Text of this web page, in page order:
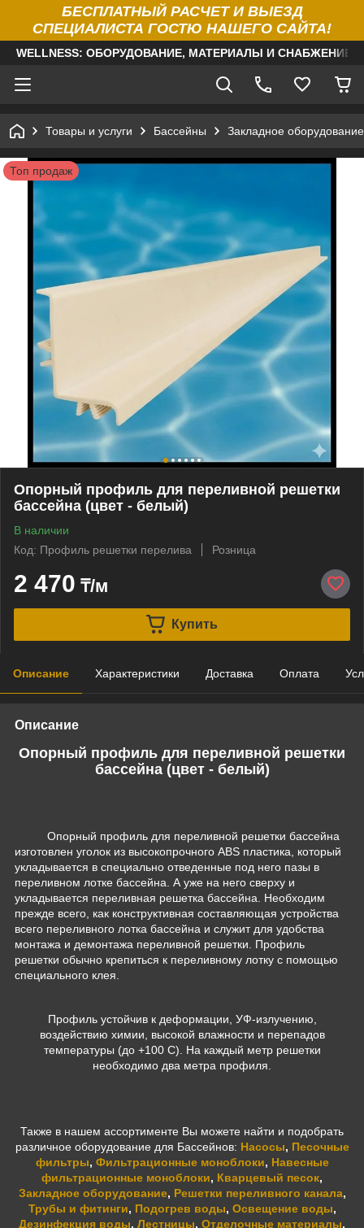
БЕСПЛАТНЫЙ РАСЧЕТ И ВЫЕЗД
СПЕЦИАЛИСТА ГОСТЮ НАШЕГО САЙТА!
WELLNESS: ОБОРУДОВАНИЕ, МАТЕРИАЛЫ И
Товары и услуги Бассейны Закладное
Топ продаж
Опорный профиль для переливной решетки
бассейна (цвет - белый)
В наличии
Код: Профиль решетки перелива
Розница
2 470 ₸/м
Купить
Описание Характеристики Доставка Оплата
Описание
Опорный профиль для переливной решетки
бассейна (цвет - белый)
Опорный профиль для переливной решетки бассейна
изготовлен уголок из высокопрочного ABS пластика, который
укладывается в специально отведенные под него пазы в
переливном лотке бассейна. А уже на него сверху и
укладывается переливная решетка бассейна. Необходим
прежде всего, как конструктивная составляющая устройства
всего переливного лотка бассейна и служит для удобства
монтажа и демонтажа переливной решетки. Профиль
решетки обычно крепиться к переливному лотку с помощью
специального клея.
Профиль устойчив к деформации, УФ-излучению,
воздействию химии, высокой влажности и перепадов
температуры (до +100 С). На каждый метр решетки
необходимо два метра профиля.
Также в нашем ассортименте Вы можете найти и подобрать
различное оборудование для Бассейнов: Насосы, Песочные
фильтры, Фильтрационные моноблоки, Навесные
фильтрационные моноблоки, Кварцевый песок,
Закладное оборудование, Решетки переливного канала,
Трубы и фитинги, Подогрев воды, Освещение воды,
Дезинфекция воды, Лестницы, Отделочные материалы,